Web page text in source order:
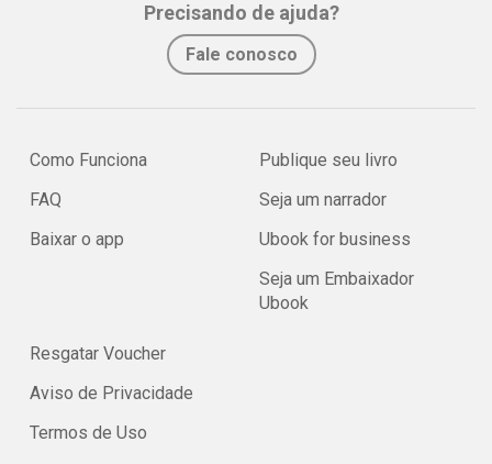
Precisando de ajuda?
Fale conosco
Como Funciona
FAQ
Baixar o app
Publique seu livro
Seja um narrador
Ubook for business
Seja um Embaixador
Ubook
Resgatar Voucher
Aviso de Privacidade
Termos de Uso